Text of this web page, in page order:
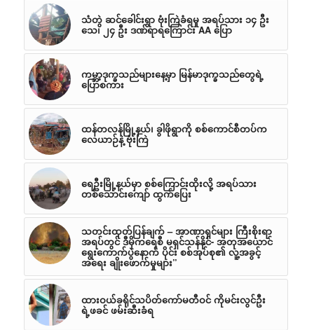
သံတွဲ ဆင်ခေါင်းရွာ ဗုံးကြဲခံရမှု အရပ်သား ၁၄ ဦး
သေ၊ ၂၄ ဦး ဒဏ်ရာရကြောင်း AA ပြော
ကမ္ဘာ့ဒုက္ခသည်များနေ့မှာ မြန်မာဒုက္ခသည်တွေရဲ့
ပြောစကား
ထန်တလန်မြို့နယ်၊ ခွါဖိုရွာကို စစ်ကောင်စီတပ်က
လေယာဉ်နဲ့ ဗုံးကြဲ
ရေဦးမြို့နယ်မှာ စစ်ကြောင်းထိုးလို့ အရပ်သား
တစ်သောင်းကျော် ထွက်ပြေး
သတင်းထုတ်ပြန်ချက် – အာဏာရှင်များ ကြီးစိုးရာ
အရပ်တွင် ဒီမိုကရေစီ မရှင်သန်နိုင်- အတုအယောင်
ရွေးကောက်ပွဲနောက် ပိုင်း စစ်အုပ်စု၏ လူ့အခွင့်
အရေး ချိုးဖောက်မှုများ”
ထားဝယ်ခရိုင်သပိတ်ကော်မတီဝင် ကိုမင်းလွင်ဦး
ရဲ့ဖခင် ဖမ်းဆီးခံရ